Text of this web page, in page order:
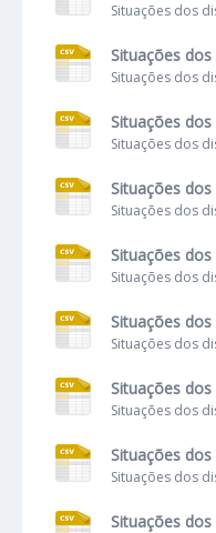
Situações dos
Situações dos
Situações dos
Situações dos
Situações dos
Situações dos
Situações dos
Situações
Situações dos
Situações dos
Situações dos
Situações
Situações dos
Situações
Situações dos
Situações dos